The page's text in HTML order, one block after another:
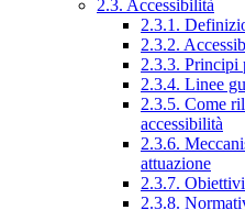
2.3. Accessibilità
2.3.1.
2.3.2.
2.3.3. Principi
2.3.4. Linee
2.3.5. Come
accessibilità
2.3.6.
attuazione
2.3.7.
2.3.8.